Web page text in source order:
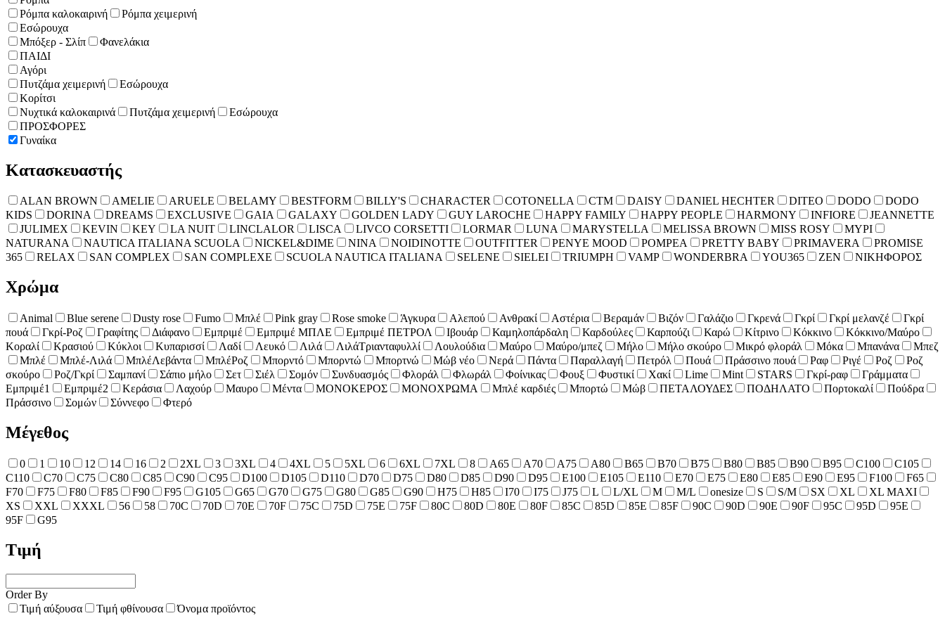
Ρόμπα καλοκαιρινή
Ρόμπα χειμερινή
Εσώρουχα
Μπόξερ - Σλίπ
Φανελάκια
ΠΑΙΔΙ
Αγόρι
Πυτζάμα χειμερινή
Εσώρουχα
Κορίτσι
Νυχτικά καλοκαιρινά
Πυτζάμα χειμερινή
Εσώρουχα
ΠΡΟΣΦΟΡΕΣ
Γυναίκα
Κατασκευαστής
ALAN BROWN AMELIE ARUELE BELAMY BESTFORM BILLY'S CHARACTER COTONELLA CTM DAISY DANIEL HECHTER DITEO DODO
DODO
KIDS
DORINA DREAMS EXCLUSIVE GAIA GALAXY GOLDEN LADY GUY LAROCHE HAPPY FAMILY HAPPY PEOPLE HARMONY INFIORE
JEANNETTE
JULIMEX
KEVIN KEY LA NUIT LINCLALOR LISCA LIVCO CORSETTI LORMAR LUNA MARYSTELLA MELISSA BROWN MISS ROSY
MYPI
NATURANA
NAUTICA ITALIANA SCUOLA NICKEL&DIME NINA NOIDINOTTE OUTFITTER PENYE MOOD POMPEA PRETTY BABY PRIMAVERA
PROMISE
365
RELAX SAN COMPLEX SAN COMPLEXE SCUOLA NAUTICA ITALIANA SELENE SIELEI TRIUMPH VAMP WONDERBRA YOU365 ZEN ΝΙΚΗΦΟΡΟΣ
Χρώμα
Animal Blue serene Dusty rose Fumo Mπλέ Pink gray Rose smoke Άγκυρα Αλεπού Ανθρακί Αστέρια Βεραμάν Βιζόν Γαλάζιο Γκρενά Γκρί Γκρί μελανζέ
Γκρί
πουά
Γκρί-Ροζ Γραφίτης Διάφανο Εμπριμέ Εμπριμέ ΜΠΛΕ Εμπριμέ ΠΕΤΡΟΛ Ιβουάρ Καμηλοπάρδαλη Καρδούλες Καρπούζι Καρώ Κίτρινο Κόκκινο
Κόκκινο/Μαύρο
Κοραλί
Κρασιού Κύκλοι Κυπαρισσί Λαδί Λευκό Λιλά ΛιλάΤριανταφυλλί Λουλούδια Μαύρο Μαύρο/μπεζ Μήλο Μήλο σκούρο Μικρό φλοράλ Μόκα Μπανάνα
Μπεζ
Μπλέ
Μπλέ-Λιλά ΜπλέΛεβάντα ΜπλέΡοζ Μπορντό Μπορντώ Μπορτνώ Μώβ νέο Νερά Πάντα Παραλλαγή Πετρόλ Πουά Πράσσινο πουά Ραφ Ριγέ Ροζ
Ροζ
σκούρο
Ροζ/Γκρί Σαμπανί Σάπιο μήλο Σετ Σιέλ Σομόν Συνδυασμός Φλοράλ Φλωράλ Φοίνικας Φουξ Φυστικί Χακί Lime Mint STARS Γκρί-ραφ
Γράμματα
Εμπριμέ1
Εμπριμέ2 Κεράσια Λαχούρ Μαυρο Μέντα ΜΟΝΟΚΕΡΟΣ ΜΟΝΟΧΡΩΜΑ Μπλέ καρδιές Μπορτώ Μώβ ΠΕΤΑΛΟΥΔΕΣ ΠΟΔΗΛΑΤΟ Πορτοκαλί
Πούδρα
Πράσσινο
Σομών Σύννεφο Φτερό
Μέγεθος
0 1 10 12 14 16 2 2XL 3 3XL 4 4XL 5 5XL 6 6XL 7XL 8 A65 A70 A75 A80 B65 B70 B75 B80 B85 B90 B95 C100
C105
C110
C70 C75 C80 C85 C90 C95 D100 D105 D110 D70 D75 D80 D85 D90 D95 E100 E105 E110 E70 E75 E80 E85 E90 E95 F100
F65
F70
F75 F80 F85 F90 F95 G105 G65 G70 G75 G80 G85 G90 H75 H85 I70 I75 J75 L L/XL M M/L onesize S S/M SX XL
XL MAXI
XS
XXL XXXL 56 58 70C 70D 70E 70F 75C 75D 75E 75F 80C 80D 80E 80F 85C 85D 85E 85F 90C 90D 90E 90F 95C 95D
95E
95F
G95
Τιμή
Order By
Τιμή αύξουσα
Τιμή φθίνουσα Όνομα προϊόντος